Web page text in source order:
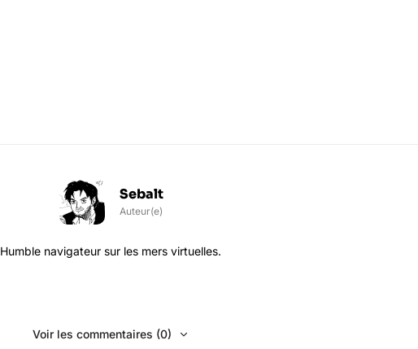
Sebalt
Auteur(e)
Humble navigateur sur les mers virtuelles.
Voir les commentaires (0)